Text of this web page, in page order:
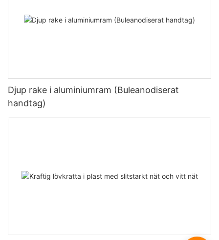
Djup rake i aluminiumram (Buleanodiserat
handtag)